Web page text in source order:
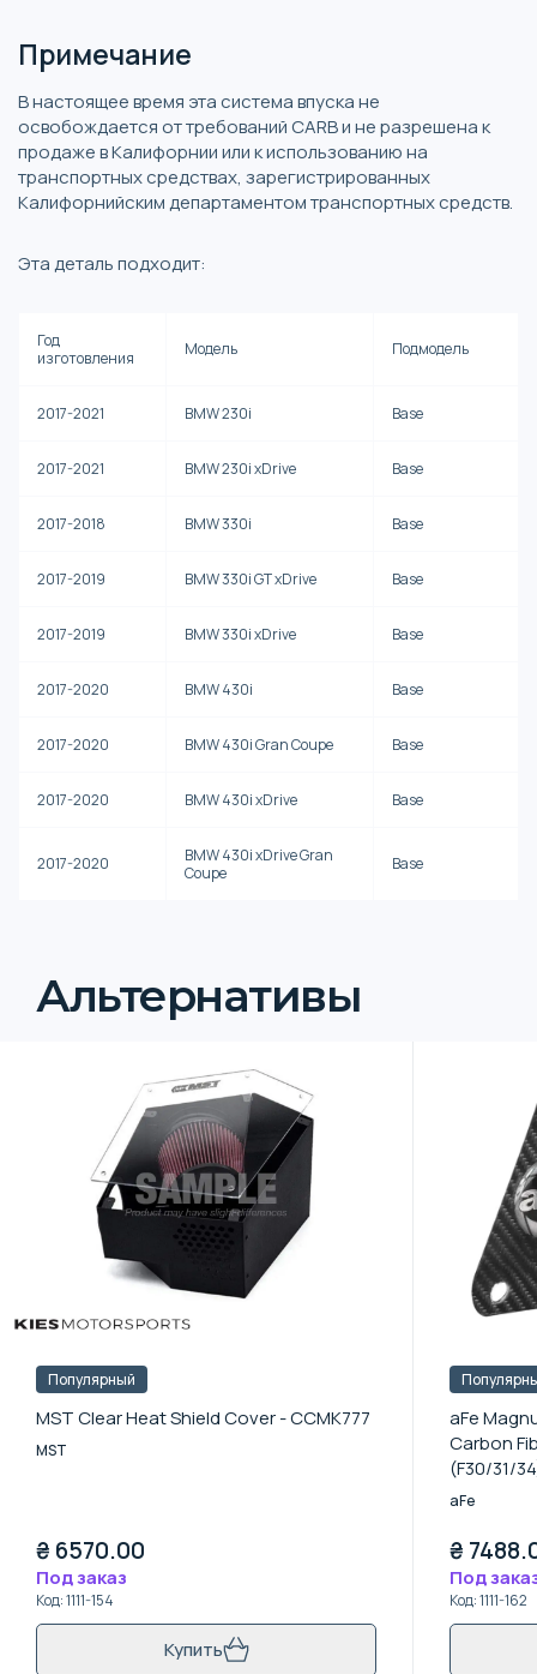
Примечание
В настоящее время эта система впуска не
освобождается от требований CARB и не разрешена к
продаже в Калифорнии или к использованию на
транспортных средствах, зарегистрированных
Калифорнийским департаментом транспортных средств.
Эта деталь подходит:
Год
изготовления
Модель Подмодель
2017-2021 BMW 230i Base
2017-2021 BMW 230i xDrive Base
2017-2018 BMW 330i Base
2017-2019 BMW 330i GT xDrive Base
2017-2019 BMW 330i xDrive Base
2017-2020 BMW 430i Base
2017-2020 BMW 430i Gran Coupe Base
2017-2020 BMW 430i xDrive Base
2017-2020
BMW 430i xDrive Gran
Coupe
Base
Альтернативы
Популярный
MST Clear Heat Shield Cover - CCMK777
MST
₴ 6570.00
Под заказ
Код:1111-154
Купить
aFe
Carbon
(F30/31/
aFe
₴
Под
Код:1111-162